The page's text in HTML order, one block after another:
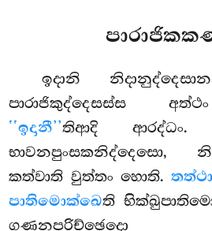
ඉදානි
පාරාජිකුද්දෙසස්ස
‘‘ඉදානී’’තිආදි ආරද්ධං.
භාවනපුංසකනිද්දෙසො,
කත්වාති වුත්තං හොති.
පාතිමොක්ඛෙති
ගණනපරිච්ඡෙදො